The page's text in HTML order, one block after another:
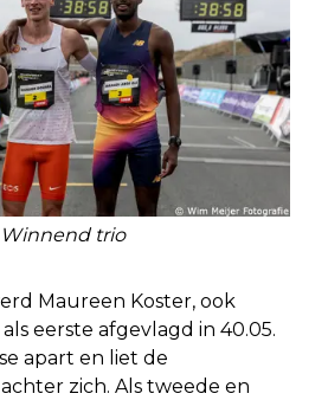
Winnend trio
Maureen Koster, ook
eerste afgevlagd in 40.05.
apart en liet de
zich. Als tweede en